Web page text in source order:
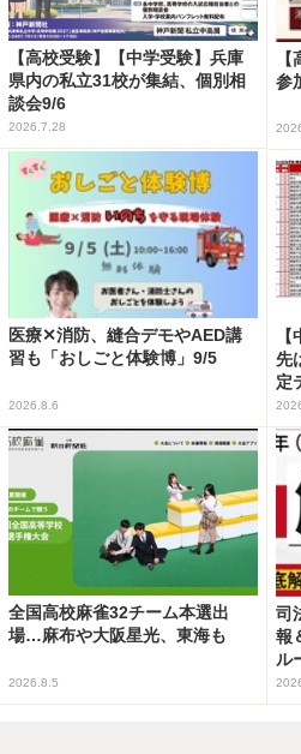
【高校受験】【中学受験】兵庫
県内の私立31校が集結、個別相
談会9/6
2026.7.28
参
医療✕消防、縫合デモやAED講
習も「おしごと体験博」9/5
2026.8.6
先
定
全国高校麻雀32チーム本選出
場…麻布や大阪星光、東海も
2026.8.5
司
報
ル